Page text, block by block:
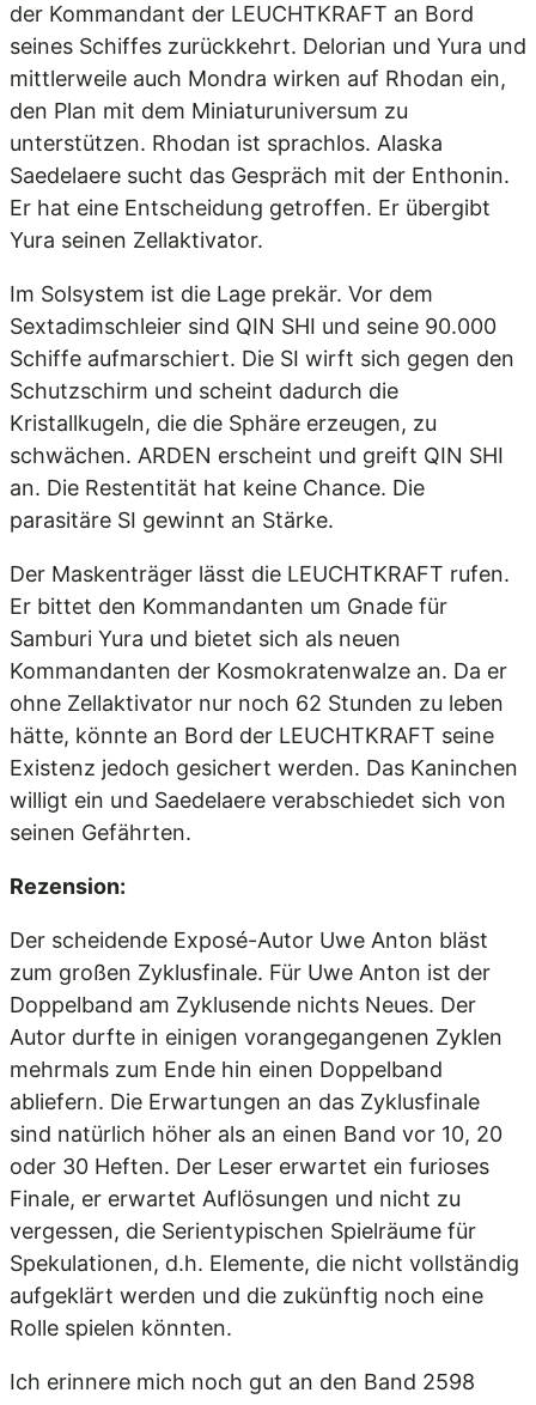
der Kommandant der LEUCHTKRAFT an Bord
seines Schiffes zurückkehrt. Delorian und Yura und
mittlerweile auch Mondra wirken auf Rhodan ein,
den Plan mit dem Miniaturuniversum zu
unterstützen. Rhodan ist sprachlos. Alaska
Saedelaere sucht das Gespräch mit der Enthonin.
Er hat eine Entscheidung getroffen. Er übergibt
Yura seinen Zellaktivator.
Im Solsystem ist die Lage prekär. Vor dem
Sextadimschleier sind QIN SHI und seine 90.000
Schiffe aufmarschiert. Die SI wirft sich gegen den
Schutzschirm und scheint dadurch die
Kristallkugeln, die die Sphäre erzeugen, zu
schwächen. ARDEN erscheint und greift QIN SHI
an. Die Restentität hat keine Chance. Die
parasitäre SI gewinnt an Stärke.
Der Maskenträger lässt die LEUCHTKRAFT rufen.
Er bittet den Kommandanten um Gnade für
Samburi Yura und bietet sich als neuen
Kommandanten der Kosmokratenwalze an. Da er
ohne Zellaktivator nur noch 62 Stunden zu leben
hätte, könnte an Bord der LEUCHTKRAFT seine
Existenz jedoch gesichert werden. Das Kaninchen
willigt ein und Saedelaere verabschiedet sich von
seinen Gefährten.
Rezension:
Der scheidende Exposé-Autor Uwe Anton bläst
zum großen Zyklusfinale. Für Uwe Anton ist der
Doppelband am Zyklusende nichts Neues. Der
Autor durfte in einigen vorangegangenen Zyklen
mehrmals zum Ende hin einen Doppelband
abliefern. Die Erwartungen an das Zyklusfinale
sind natürlich höher als an einen Band vor 10, 20
oder 30 Heften. Der Leser erwartet ein furioses
Finale, er erwartet Auflösungen und nicht zu
vergessen, die Serientypischen Spielräume für
Spekulationen, d.h. Elemente, die nicht vollständig
aufgeklärt werden und die zukünftig noch eine
Rolle spielen könnten.
Ich erinnere mich noch gut an den Band 2598